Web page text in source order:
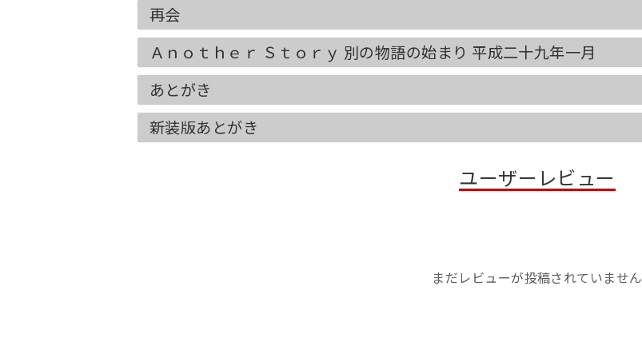
再会
Ａｎｏｔｈｅｒ Ｓｔｏｒｙ 別の物語の始まり 平成二十九年一月
あとがき
新装版あとがき
ユーザーレビュー
まだレビューが投稿されていません